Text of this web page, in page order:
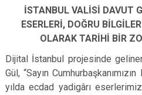
İSTANBUL VALİSİ DAVUT
ESERLERİ, DOĞRU
OLARAK TARİHİ BİR
Dijital İstanbul projesinde
Gül, “Sayın
yılda ecdad yadigârı